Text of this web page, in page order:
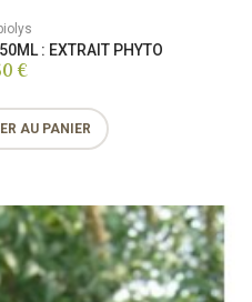
: EXTRAIT PHYTO
€
AU PANIER